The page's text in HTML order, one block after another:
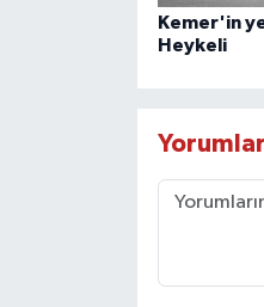
Kemer'in
Heykeli
Yorumlar